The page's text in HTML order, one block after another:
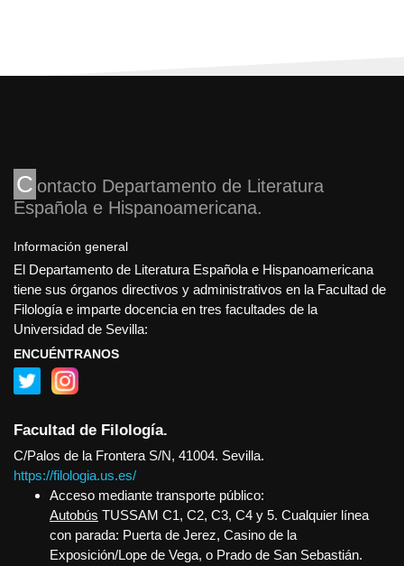
C ontacto Departamento de Literatura
Española e Hispanoamericana
Información general
El Departamento de Literatura Española e Hispanoamericana
tiene sus órganos directivos y administrativos en la Facultad de
Filología e imparte docencia en tres facultades de la
Universidad de Sevilla:
ENCUÉNTRANOS
Facultad de Filología.
C/Palos de la Frontera S/N, 41004. Sevilla.
https://filologia.us.es/
Acceso mediante transporte público:
Autobús TUSSAM C1, C2, C3, C4 y 5. Cualquier línea
con parada: Puerta de Jerez, Casino de la
Exposición/Lope de Vega, o Prado de San Sebastián.